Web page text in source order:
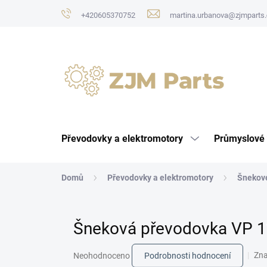
+420605370752
Převodovky a elektromotory
Domů Převodovky a elektromotory
Šneková převodovka VP
hodnocení
Neohodnoceno Podrobnosti hodnocení